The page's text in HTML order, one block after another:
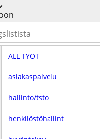
ALL TYÖT
asiakaspalvelu
hallinto/tsto
henkilöstöhallint